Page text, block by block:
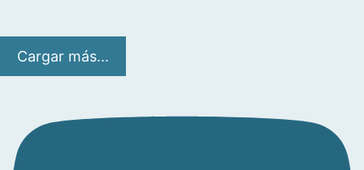
Cargar más...